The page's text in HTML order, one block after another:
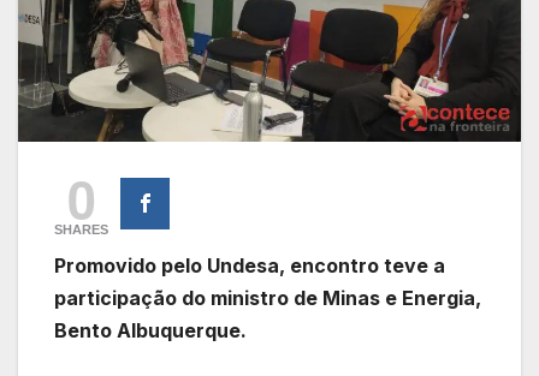
0
SHARES
Promovido pelo Undesa, encontro teve a
participação do ministro de Minas e Energia,
Bento Albuquerque.